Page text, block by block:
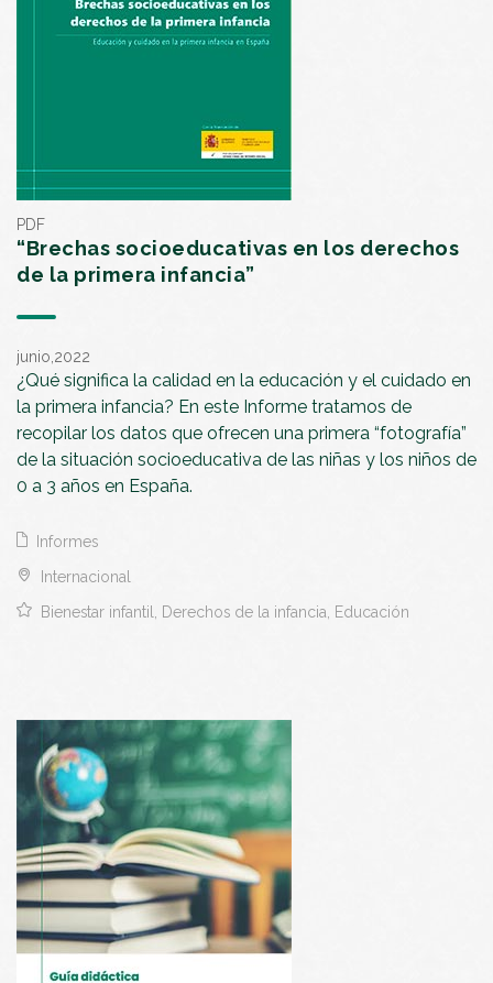
PDF
“Brechas socioeducativas en los derechos
de la primera infancia”
junio,2022
¿Qué significa la calidad en la educación y el cuidado en
la primera infancia? En este Informe tratamos de
recopilar los datos que ofrecen una primera “fotografía”
de la situación socioeducativa de las niñas y los niños de
0 a 3 años en España.
Informes
Internacional
Bienestar infantil, Derechos de la infancia, Educación